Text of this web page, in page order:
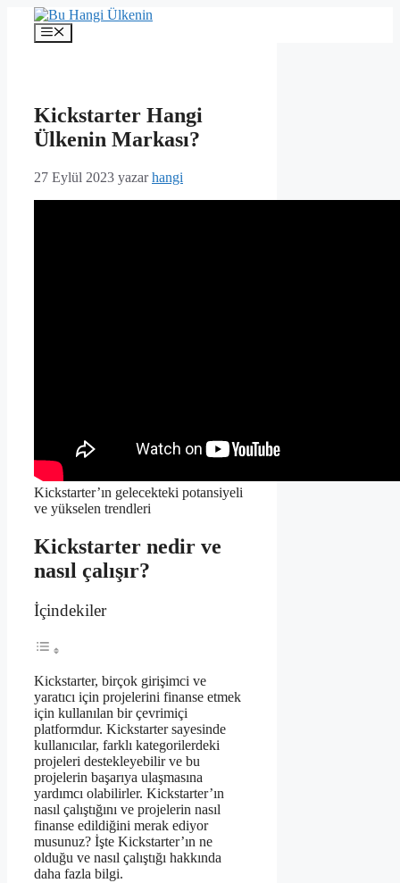
İçeriğe
Menü
Kickstarter Hangi
Ülkenin Markası?
27 Eylül 2023 yazarhangi
Kickstarter’ın gelecekteki potansiyeli
ve yükselen trendleri
Kickstarter nedir ve
nasıl çalışır?
İçindekiler
Kickstarter, birçok girişimci ve
yaratıcı için projelerini finanse etmek
için kullanılan bir çevrimiçi
platformdur. Kickstarter sayesinde
kullanıcılar, farklı kategorilerdeki
projeleri destekleyebilir ve bu
projelerin başarıya ulaşmasına
yardımcı olabilirler. Kickstarter’ın
nasıl çalıştığını ve projelerin nasıl
finanse edildiğini merak ediyor
musunuz? İşte Kickstarter’ın ne
olduğu ve nasıl çalıştığı hakkında
daha fazla bilgi.